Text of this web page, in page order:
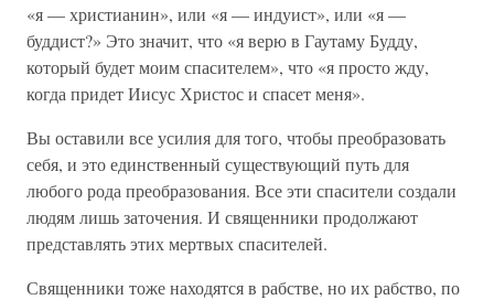
«я — христианин», или «я — индуист», или «я —
буддист?» Это значит, что «я верю в Гаутаму Будду,
который будет моим спасителем», что «я просто жду,
когда придет Иисус Христос и спасет меня».
Вы оставили все усилия для того, чтобы преобразовать
себя, и это единственный существующий путь для
любого рода преобразования. Все эти спасители создали
людям лишь заточения. И священники продолжают
представлять этих мертвых спасителей.
Священники тоже находятся в рабстве, но их рабство, по